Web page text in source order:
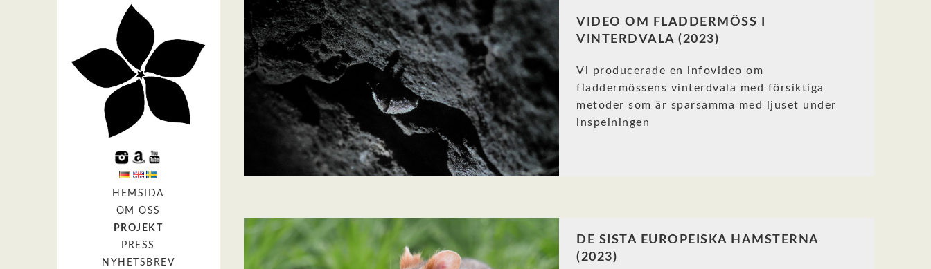
HEMSIDA
OM OSS
PROJEKT
PRESS
NYHETSBREV
VIDEO OM FLADDERMÖSS I
VINTERDVALA (2023)
Vi producerade en infovideo om
fladdermössens vinterdvala med försiktiga
metoder som är sparsamma med ljuset under
inspelningen
DE SISTA EUROPEISKA HAMSTERNA
(2023)